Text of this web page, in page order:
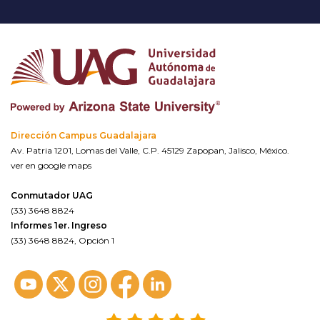
Dirección Campus Guadalajara
Av. Patria 1201, Lomas del Valle, C.P. 45129 Zapopan, Jalisco, México.
ver en google maps
Conmutador UAG
(33) 3648 8824
Informes 1er. Ingreso
(33) 3648 8824, Opción 1